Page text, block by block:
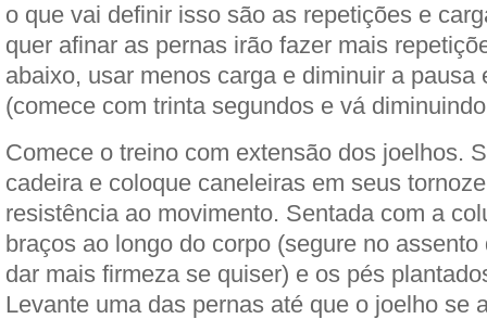
o que vai definir isso são as repetições e
quer afinar as pernas irão fazer mais
abaixo, usar menos carga e diminuir a pausa
(comece com trinta segundos e vá
Comece o treino com extensão dos joelhos.
cadeira e coloque caneleiras em seus
resistência ao movimento. Sentada com a
braços ao longo do corpo (segure no
dar mais firmeza se quiser) e os pés
Levante uma das pernas até que o joelho se